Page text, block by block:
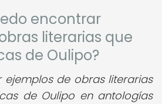
encontrar
literarias que
de Oulipo?
ejemplos de obras literarias
de Oulipo en antologías